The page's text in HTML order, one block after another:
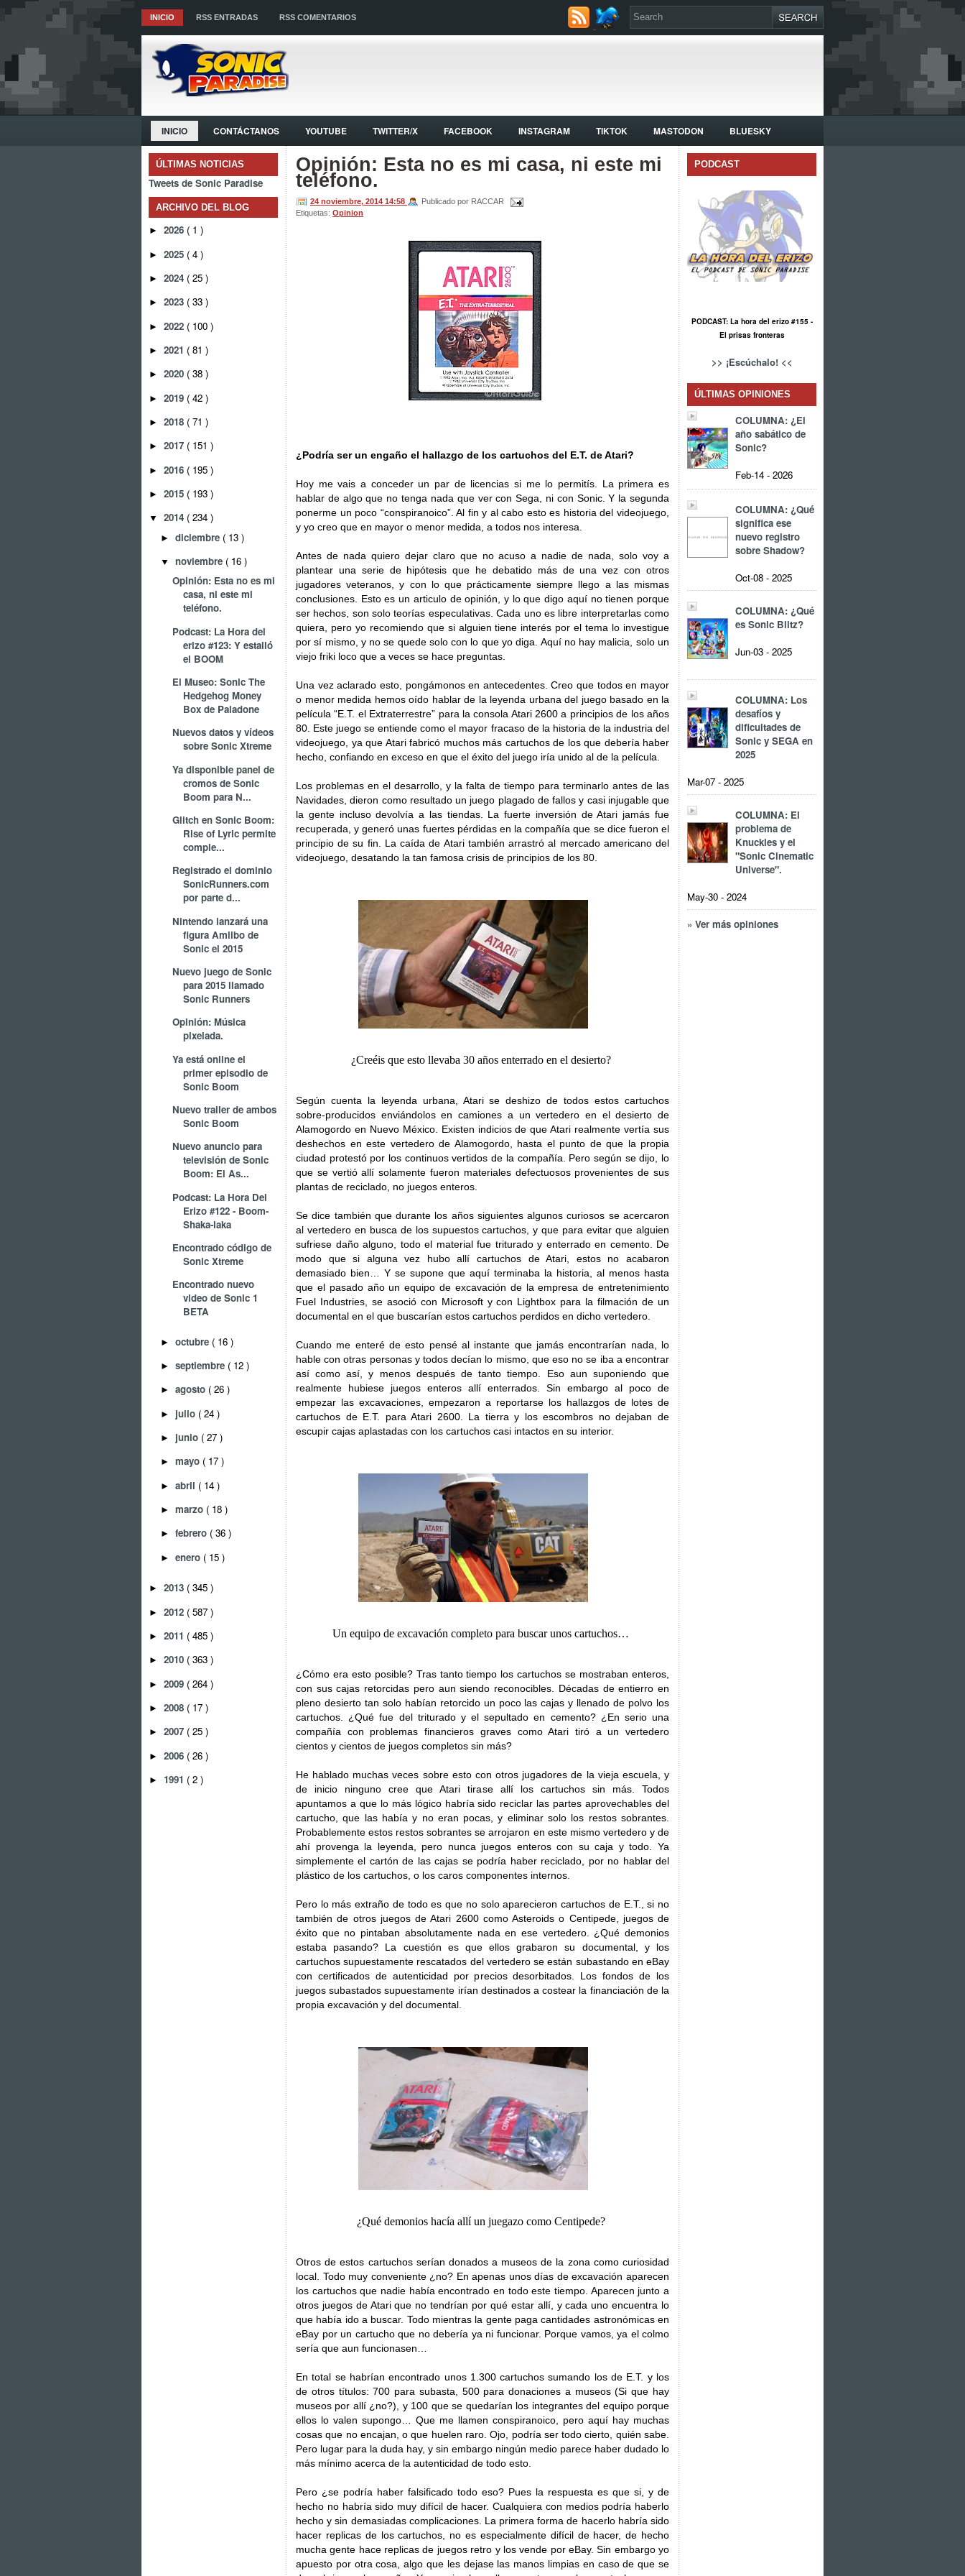
INICIO RSS ENTRADAS RSS COMENTARIOS
INICIO CONTÁCTANOS YOUTUBE TWITTER/X FACEBOOK INSTAGRAM TIKTOK MASTODON BLUESKY
ÚLTIMAS NOTICIAS
Tweets de Sonic Paradise
ARCHIVO DEL BLOG
► 2026 ( 1 )
► 2025 ( 4 )
► 2024 ( 25 )
► 2023 ( 33 )
► 2022 ( 100 )
► 2021 ( 81 )
► 2020 ( 38 )
► 2019 ( 42 )
► 2018 ( 71 )
► 2017 ( 151 )
► 2016 ( 195 )
► 2015 ( 193 )
▼ 2014 ( 234 )
► diciembre ( 13 )
▼ noviembre ( 16 )
Opinión: Esta no es mi
casa, ni este mi
teléfono.
Podcast: La Hora del
erizo #123: Y estalló
el BOOM
El Museo: Sonic The
Hedgehog Money
Box de Paladone
Nuevos datos y vídeos
sobre Sonic Xtreme
Ya disponible panel de
cromos de Sonic
Boom para N...
Glitch en Sonic Boom:
Rise of Lyric permite
comple...
Registrado el dominio
SonicRunners.com
por parte d...
Nintendo lanzará una
figura Amiibo de
Sonic el 2015
Nuevo juego de Sonic
para 2015 llamado
Sonic Runners
Opinión: Música
pixelada.
Ya está online el
primer episodio de
Sonic Boom
Nuevo trailer de ambos
Sonic Boom
Nuevo anuncio para
televisión de Sonic
Boom: El As...
Podcast: La Hora Del
Erizo #122 - Boom-
Shaka-laka
Encontrado código de
Sonic Xtreme
Encontrado nuevo
video de Sonic 1
BETA
► octubre ( 16 )
► septiembre ( 12 )
► agosto ( 26 )
► julio ( 24 )
► junio ( 27 )
► mayo ( 17 )
► abril ( 14 )
► marzo ( 18 )
► febrero ( 36 )
► enero ( 15 )
► 2013 ( 345 )
► 2012 ( 587 )
► 2011 ( 485 )
► 2010 ( 363 )
► 2009 ( 264 )
► 2008 ( 17 )
► 2007 ( 25 )
► 2006 ( 26 )
► 1991 ( 2 )
Opinión: Esta no es mi casa, ni este mi
teléfono.
24 noviembre, 2014 14:58
Publicado por RACCAR
Etiquetas: Opinion
¿Podría ser un engaño el hallazgo de los cartuchos del E.T. de Atari?
Hoy me vais a conceder un par de licencias si me lo permitís. La primera es
hablar de algo que no tenga nada que ver con Sega, ni con Sonic. Y la segunda
ponerme un poco “conspiranoico”. Al fin y al cabo esto es historia del videojuego,
y yo creo que en mayor o menor medida, a todos nos interesa.
Antes de nada quiero dejar claro que no acuso a nadie de nada, solo voy a
plantear una serie de hipótesis que he debatido más de una vez con otros
jugadores veteranos, y con lo que prácticamente siempre llego a las mismas
conclusiones. Esto es un articulo de opinión, y lo que digo aquí no tienen porque
ser hechos, son solo teorías especulativas. Cada uno es libre interpretarlas como
quiera, pero yo recomiendo que si alguien tiene interés por el tema lo investigue
por sí mismo, y no se quede solo con lo que yo diga. Aquí no hay malicia, solo un
viejo friki loco que a veces se hace preguntas.
Una vez aclarado esto, pongámonos en antecedentes. Creo que todos en mayor
o menor medida hemos oído hablar de la leyenda urbana del juego basado en la
película “E.T. el Extraterrestre” para la consola Atari 2600 a principios de los años
80. Este juego se entiende como el mayor fracaso de la historia de la industria del
videojuego, ya que Atari fabricó muchos más cartuchos de los que debería haber
hecho, confiando en exceso en que el éxito del juego iría unido al de la película.
Los problemas en el desarrollo, y la falta de tiempo para terminarlo antes de las
Navidades, dieron como resultado un juego plagado de fallos y casi injugable que
la gente incluso devolvía a las tiendas. La fuerte inversión de Atari jamás fue
recuperada, y generó unas fuertes pérdidas en la compañía que se dice fueron el
principio de su fin. La caída de Atari también arrastró al mercado americano del
videojuego, desatando la tan famosa crisis de principios de los 80.
¿Creéis que esto llevaba 30 años enterrado en el desierto?
Según cuenta la leyenda urbana, Atari se deshizo de todos estos cartuchos
sobre-producidos enviándolos en camiones a un vertedero en el desierto de
Alamogordo en Nuevo México. Existen indicios de que Atari realmente vertía sus
deshechos en este vertedero de Alamogordo, hasta el punto de que la propia
ciudad protestó por los continuos vertidos de la compañía. Pero según se dijo, lo
que se vertió allí solamente fueron materiales defectuosos provenientes de sus
plantas de reciclado, no juegos enteros.
Se dice también que durante los años siguientes algunos curiosos se acercaron
al vertedero en busca de los supuestos cartuchos, y que para evitar que alguien
sufriese daño alguno, todo el material fue triturado y enterrado en cemento. De
modo que si alguna vez hubo allí cartuchos de Atari, estos no acabaron
demasiado bien… Y se supone que aquí terminaba la historia, al menos hasta
que el pasado año un equipo de excavación de la empresa de entretenimiento
Fuel Industries, se asoció con Microsoft y con Lightbox para la filmación de un
documental en el que buscarían estos cartuchos perdidos en dicho vertedero.
Cuando me enteré de esto pensé al instante que jamás encontrarían nada, lo
hable con otras personas y todos decían lo mismo, que eso no se iba a encontrar
así como así, y menos después de tanto tiempo. Eso aun suponiendo que
realmente hubiese juegos enteros allí enterrados. Sin embargo al poco de
empezar las excavaciones, empezaron a reportarse los hallazgos de lotes de
cartuchos de E.T. para Atari 2600. La tierra y los escombros no dejaban de
escupir cajas aplastadas con los cartuchos casi intactos en su interior.
Un equipo de excavación completo para buscar unos cartuchos…
¿Cómo era esto posible? Tras tanto tiempo los cartuchos se mostraban enteros,
con sus cajas retorcidas pero aun siendo reconocibles. Décadas de entierro en
pleno desierto tan solo habían retorcido un poco las cajas y llenado de polvo los
cartuchos. ¿Qué fue del triturado y el sepultado en cemento? ¿En serio una
compañía con problemas financieros graves como Atari tiró a un vertedero
cientos y cientos de juegos completos sin más?
He hablado muchas veces sobre esto con otros jugadores de la vieja escuela, y
de inicio ninguno cree que Atari tirase allí los cartuchos sin más. Todos
apuntamos a que lo más lógico habría sido reciclar las partes aprovechables del
cartucho, que las había y no eran pocas, y eliminar solo los restos sobrantes.
Probablemente estos restos sobrantes se arrojaron en este mismo vertedero y de
ahí provenga la leyenda, pero nunca juegos enteros con su caja y todo. Ya
simplemente el cartón de las cajas se podría haber reciclado, por no hablar del
plástico de los cartuchos, o los caros componentes internos.
Pero lo más extraño de todo es que no solo aparecieron cartuchos de E.T., si no
también de otros juegos de Atari 2600 como Asteroids o Centipede, juegos de
éxito que no pintaban absolutamente nada en ese vertedero. ¿Qué demonios
estaba pasando? La cuestión es que ellos grabaron su documental, y los
cartuchos supuestamente rescatados del vertedero se están subastando en eBay
con certificados de autenticidad por precios desorbitados. Los fondos de los
juegos subastados supuestamente irían destinados a costear la financiación de la
propia excavación y del documental.
¿Qué demonios hacía allí un juegazo como Centipede?
Otros de estos cartuchos serían donados a museos de la zona como curiosidad
local. Todo muy conveniente ¿no? En apenas unos días de excavación aparecen
los cartuchos que nadie había encontrado en todo este tiempo. Aparecen junto a
otros juegos de Atari que no tendrían por qué estar allí, y cada uno encuentra lo
que había ido a buscar. Todo mientras la gente paga cantidades astronómicas en
eBay por un cartucho que no debería ya ni funcionar. Porque vamos, ya el colmo
sería que aun funcionasen…
En total se habrían encontrado unos 1.300 cartuchos sumando los de E.T. y los
de otros títulos: 700 para subasta, 500 para donaciones a museos (Si que hay
museos por allí ¿no?), y 100 que se quedarían los integrantes del equipo porque
ellos lo valen supongo… Que me llamen conspiranoico, pero aquí hay muchas
cosas que no encajan, o que huelen raro. Ojo, podría ser todo cierto, quién sabe.
Pero lugar para la duda hay, y sin embargo ningún medio parece haber dudado lo
más mínimo acerca de la autenticidad de todo esto.
Pero ¿se podría haber falsificado todo eso? Pues la respuesta es que si, y de
hecho no habría sido muy difícil de hacer. Cualquiera con medios podría haberlo
hecho y sin demasiadas complicaciones. La primera forma de hacerlo habría sido
hacer replicas de los cartuchos, no es especialmente difícil de hacer, de hecho
mucha gente hace replicas de juegos retro y los vende por eBay. Sin embargo yo
apuesto por otra cosa, algo que les dejase las manos limpias en caso de que se
PODCAST
PODCAST: La hora del erizo #155 -
El prisas fronteras
>> ¡Escúchalo! <<
ÚLTIMAS OPINIONES
COLUMNA: ¿El
año sabático de
Sonic?
Feb-14 - 2026
COLUMNA: ¿Qué
significa ese
nuevo registro
sobre Shadow?
Oct-08 - 2025
COLUMNA: ¿Qué
es Sonic Blitz?
Jun-03 - 2025
COLUMNA: Los
desafíos y
dificultades de
Sonic y SEGA en
2025
Mar-07 - 2025
COLUMNA: El
problema de
Knuckles y el
"Sonic Cinematic
Universe".
May-30 - 2024
» Ver más opiniones